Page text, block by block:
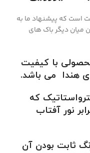
است که پیشنهاد ما به
بیشترین وزن میان دیگر باک های
با کیفیت
هندا می باشد.
که
نور آفتاب
ثابت بودن آن